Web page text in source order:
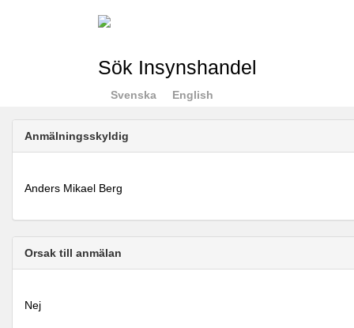
Sök Insynshandel
Svenska English
Anmälningsskyldig
Anders Mikael Berg
Orsak till anmälan
Nej